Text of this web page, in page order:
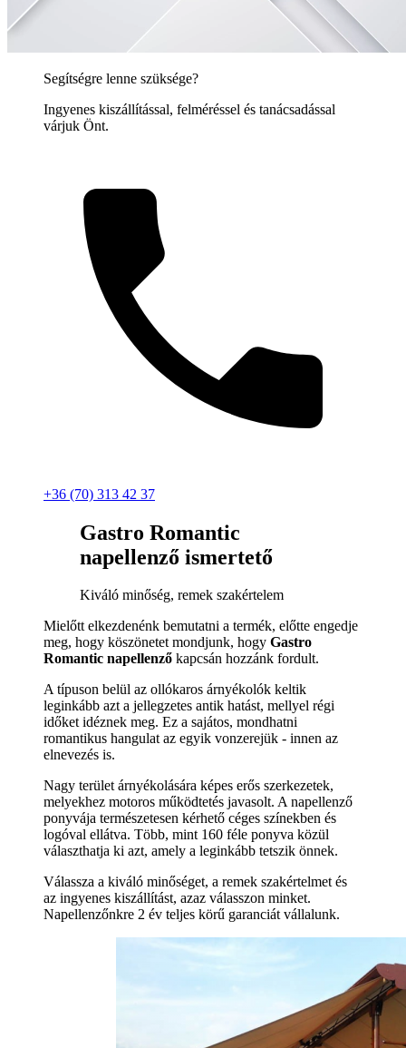
Segítségre lenne szüksége?
Ingyenes kiszállítással, felméréssel és tanácsadással
várjuk Önt.
+36 (70) 313 42 37
Gastro Romantic
napellenző ismertető
Kiváló minőség, remek szakértelem
Mielőtt elkezdenénk bemutatni a termék, előtte engedje
meg, hogy köszönetet mondjunk, hogy Gastro
Romantic napellenző kapcsán hozzánk fordult.
A típuson belül az ollókaros árnyékolók keltik
leginkább azt a jellegzetes antik hatást, mellyel régi
időket idéznek meg. Ez a sajátos, mondhatni
romantikus hangulat az egyik vonzerejük - innen az
elnevezés is.
Nagy terület árnyékolására képes erős szerkezetek,
melyekhez motoros működtetés javasolt. A napellenző
ponyvája természetesen kérhető céges színekben és
logóval ellátva. Több, mint 160 féle ponyva közül
választhatja ki azt, amely a leginkább tetszik önnek.
Válassza a kiváló minőséget, a remek szakértelmet és
az ingyenes kiszállítást, azaz válasszon minket.
Napellenzőnkre 2 év teljes körű garanciát vállalunk.